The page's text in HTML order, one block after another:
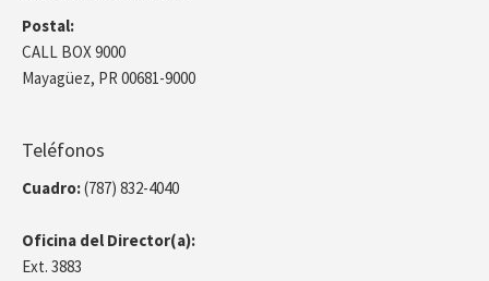
Postal:
CALL BOX 9000
Mayagüez, PR 00681-9000
Teléfonos
Cuadro:(787) 832-4040
Oficina del Director(a):
Ext. 3883